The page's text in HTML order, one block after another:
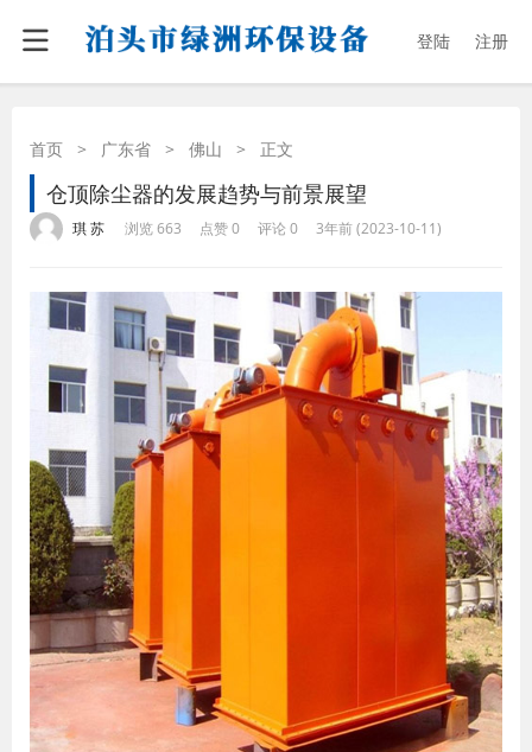
登陆 注册
首页 > 广东省 > 佛山 > 正文
仓顶除尘器的发展趋势与前景展望
琪 苏 浏览 663 点赞 0 评论 0 3年前 (2023-10-11)